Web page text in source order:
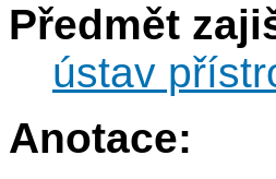
Předmět
ústav
Anotace: